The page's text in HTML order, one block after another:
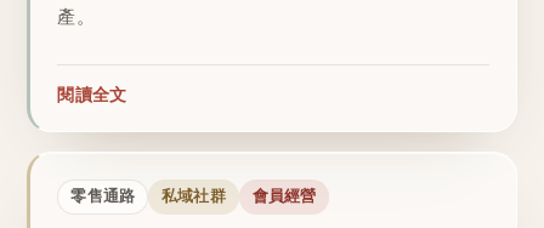
產。
閱讀全文
零售通路 私域社群 會員經營